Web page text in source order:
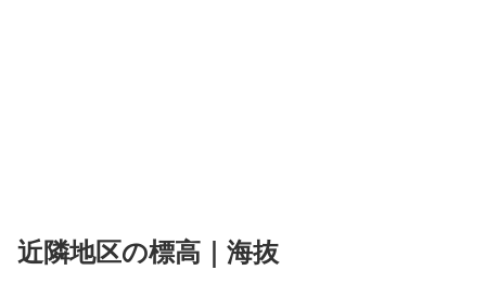
近隣地区の標高｜海抜